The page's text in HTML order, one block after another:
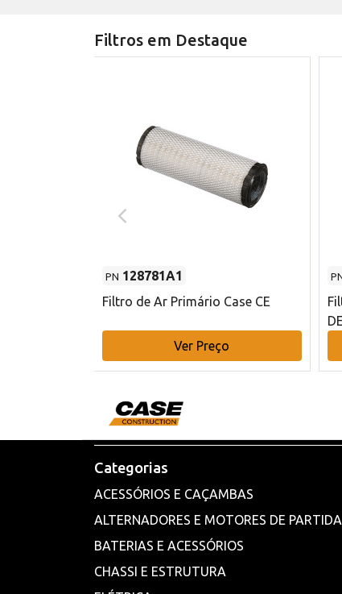
Filtros em Destaque
PN 128781A1
Filtro de Ar Primário Case CE
Ver Preço
Categorias
ACESSÓRIOS E CAÇAMBAS
ALTERNADORES E MOTORES DE PARTIDA
BATERIAS E ACESSÓRIOS
CHASSI E ESTRUTURA